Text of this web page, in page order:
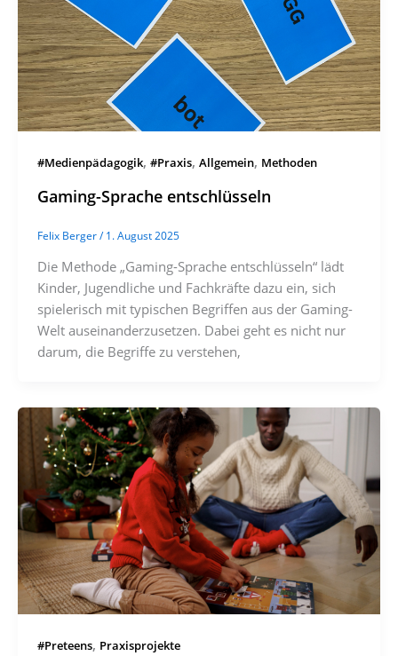
#Medienpädagogik, #Praxis, Allgemein, Methoden
Gaming-Sprache entschlüsseln
Felix Berger/1. August 2025
Die Methode „Gaming-Sprache entschlüsseln“ lädt
Kinder, Jugendliche und Fachkräfte dazu ein, sich
spielerisch mit typischen Begriffen aus der Gaming-
Welt auseinanderzusetzen. Dabei geht es nicht nur
darum, die Begriffe zu verstehen,
#Preteens, Praxisprojekte